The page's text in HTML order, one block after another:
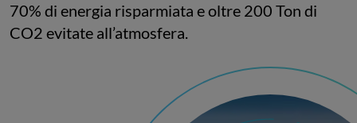
70% di energia risparmiata e oltre 200 Ton di
CO2 evitate all’atmosfera.